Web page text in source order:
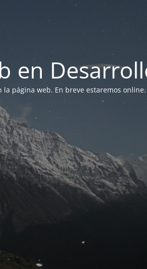
en
la página web. En breve estaremos online.